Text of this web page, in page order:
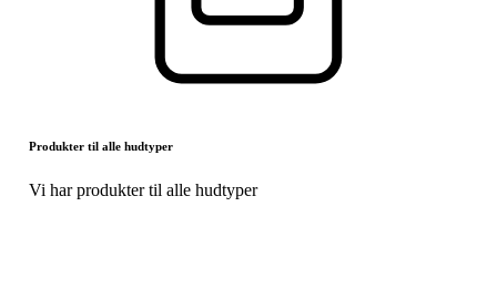
Produkter til alle hudtyper
Vi har produkter til alle hudtyper